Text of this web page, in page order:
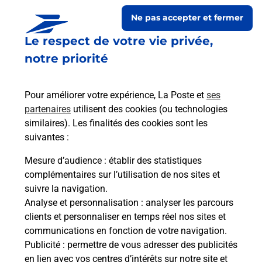
Le respect de votre vie privée,
notre priorité
Pour améliorer votre expérience, La Poste et ses
partenaires utilisent des cookies (ou technologies
similaires). Les finalités des cookies sont les
suivantes :
Mesure d’audience : établir des statistiques
complémentaires sur l’utilisation de nos sites et
suivre la navigation.
Analyse et personnalisation : analyser les parcours
clients et personnaliser en temps réel nos sites et
communications en fonction de votre navigation.
Publicité : permettre de vous adresser des publicités
en lien avec vos centres d’intérêts sur notre site et
Ne pas accepter et fermer
Prochaine collecte du courrierlundià 09h00
86 Rue Principale
67330 Ernolsheim Les Saverne
Itinéraire
Le lien s'ouvre dans un nouvel onglet